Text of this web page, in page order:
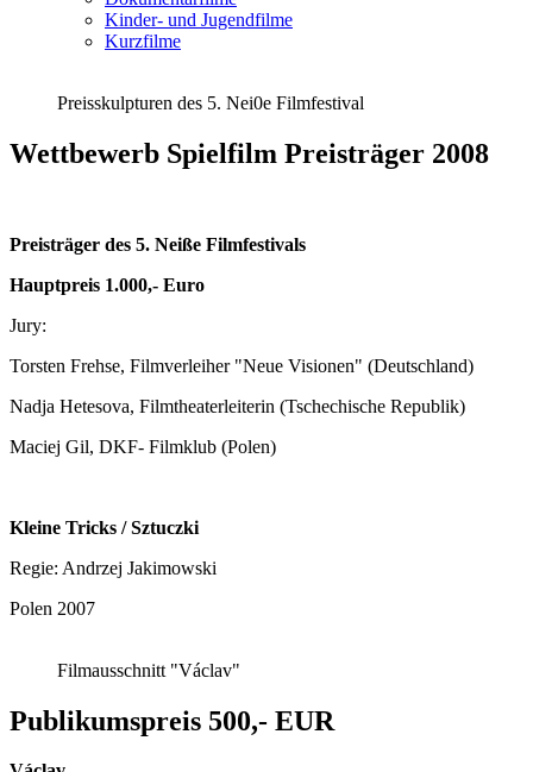
Kinder- und Jugendfilme
Kurzfilme
Preisskulpturen des 5. Nei0e Filmfestival
Wettbewerb Spielfilm Preisträger 2008
Preisträger des 5. Neiße Filmfestivals
Hauptpreis 1.000,- Euro
Jury:
Torsten Frehse, Filmverleiher "Neue Visionen" (Deutschland)
Nadja Hetesova, Filmtheaterleiterin (Tschechische Republik)
Maciej Gil, DKF- Filmklub (Polen)
Kleine Tricks / Sztuczki
Regie: Andrzej Jakimowski
Polen 2007
Filmausschnitt "Václav"
Publikumspreis 500,- EUR